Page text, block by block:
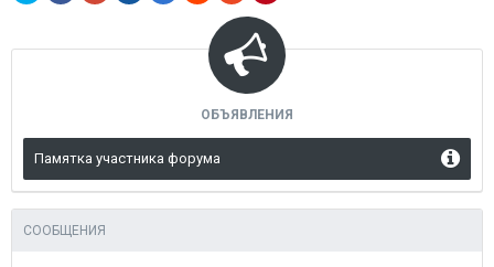
ОБЪЯВЛЕНИЯ
Памятка участника форума
СООБЩЕНИЯ